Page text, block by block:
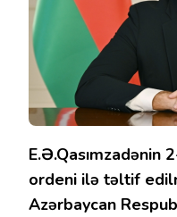
E.Ə.Qasımzadənin
ordeni ilə təltif
Azərbaycan